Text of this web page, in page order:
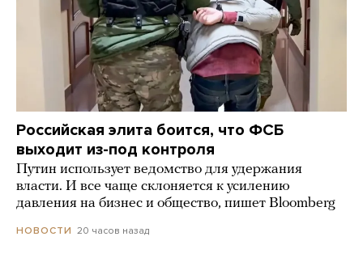
Российская элита боится, что ФСБ
выходит из-под контроля
Путин использует ведомство для удержания
власти. И все чаще склоняется к усилению
давления на бизнес и общество, пишет Bloomberg
НОВОСТИ 20 часов назад